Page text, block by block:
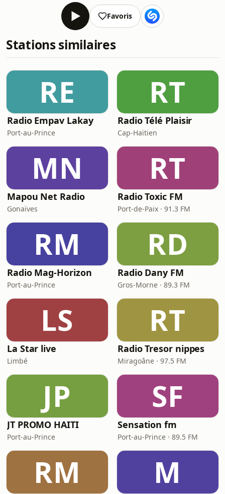
Favoris
Stations similaires
RE
Radio Empav Lakay
Port-au-Prince
RT
Radio Télé Plaisir
Cap-Haïtien
MN
Mapou Net Radio
Gonaïves
RT
Radio Toxic FM
Port-de-Paix · 91.3 FM
RM
Radio Mag-Horizon
Port-au-Prince
RD
Radio Dany FM
Gros-Morne · 89.3 FM
LS
La Star live
Limbé
RT
Radio Tresor nippes
Miragoâne · 97.5 FM
JP
JT PROMO HAITI
Port-au-Prince
SF
Sensation fm
Port-au-Prince · 89.5 FM
RM M